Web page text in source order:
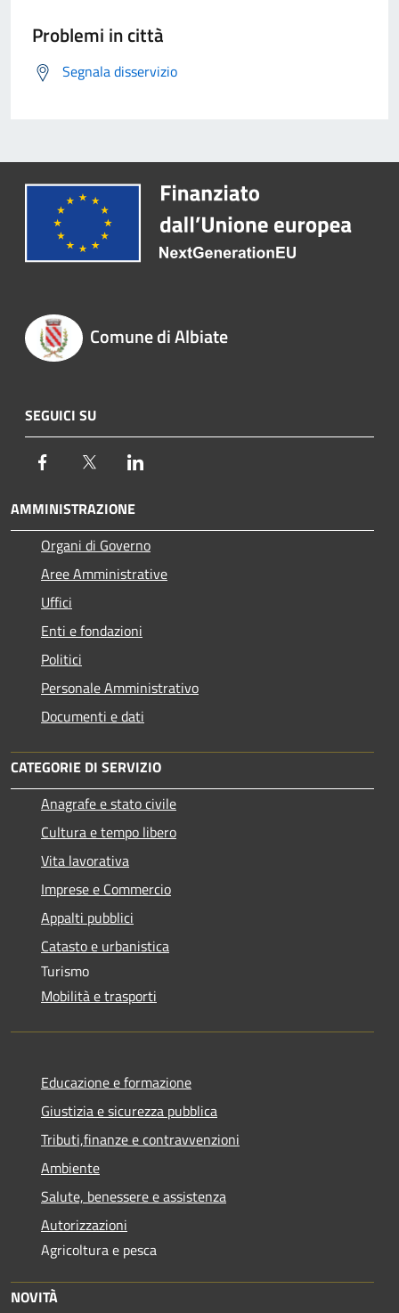
Problemi in città
Segnala disservizio
Comune di Albiate
SEGUICI SU
Facebook Twitter
AMMINISTRAZIONE
Organi di Governo
Aree Amministrative
Uffici
Enti e fondazioni
Politici
Personale Amministrativo
Documenti e dati
CATEGORIE DI SERVIZIO
Anagrafe e stato civile
Cultura e tempo libero
Vita lavorativa
Imprese e Commercio
Appalti pubblici
Catasto e urbanistica
Turismo
Mobilità e trasporti
Educazione e formazione
Giustizia e sicurezza pubblica
Tributi,finanze e contravvenzioni
Ambiente
Salute, benessere e assistenza
Autorizzazioni
Agricoltura e pesca
NOVITÀ